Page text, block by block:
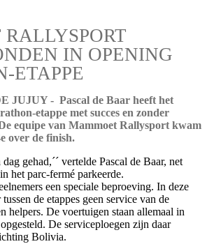
IN OPENING
ETAPPE
JUJUY - Pascal de Baar heeft het
etappe met succes en zonder
equipe van Mammoet Rallysport kwam
over de finish.
gehad,´´ vertelde Pascal de Baar, net
het parc-fermé parkeerde.
een speciale beproeving. In deze
de etappes geen service van de
helpers. De voertuigen staan allemaal in
De serviceploegen zijn daar
Bolivia.